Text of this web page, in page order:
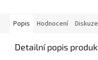
Popis Hodnocení Diskuze
Detailní popis